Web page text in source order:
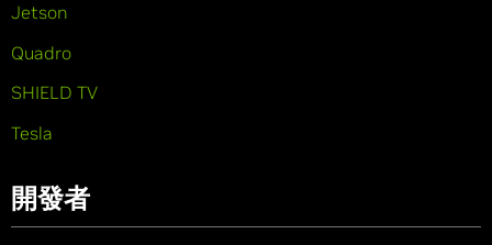
Jetson
Quadro
SHIELD TV
Tesla
開發者